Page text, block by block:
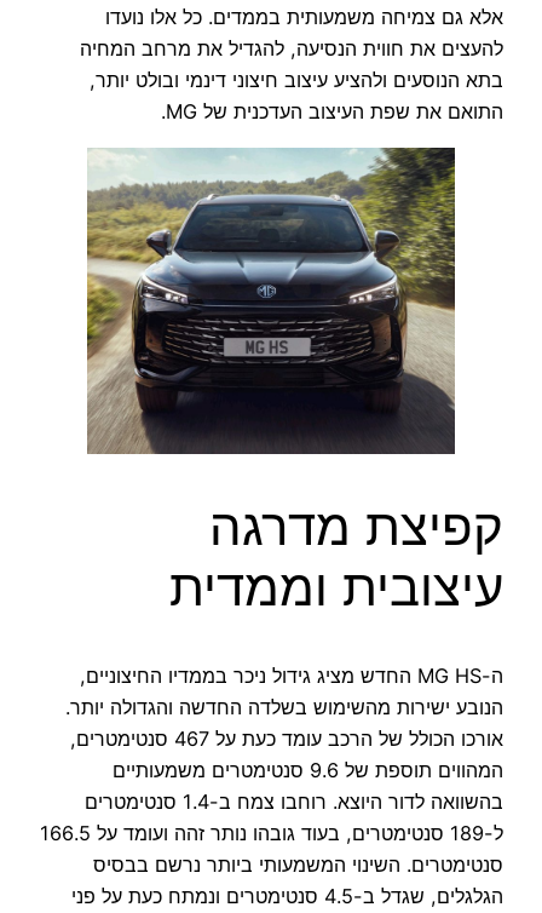
אלא גם צמיחה משמעותית בממדים. כל אלו נועדו
להעצים את חווית הנסיעה, להגדיל את מרחב המחיה
בתא הנוסעים ולהציע עיצוב חיצוני דינמי ובולט יותר,
התואם את שפת העיצוב העדכנית של MG.
קפיצת מדרגה
עיצובית וממדית
ה-MG HS החדש מציג גידול ניכר בממדיו החיצוניים,
הנובע ישירות מהשימוש בשלדה החדשה והגדולה יותר.
אורכו הכולל של הרכב עומד כעת על 467 סנטימטרים,
המהווים תוספת של 9.6 סנטימטרים משמעותיים
בהשוואה לדור היוצא. רוחבו צמח ב-1.4 סנטימטרים
ל-189 סנטימטרים, בעוד גובהו נותר זהה ועומד על 166.5
סנטימטרים. השינוי המשמעותי ביותר נרשם בבסיס
הגלגלים, שגדל ב-4.5 סנטימטרים ונמתח כעת על פני